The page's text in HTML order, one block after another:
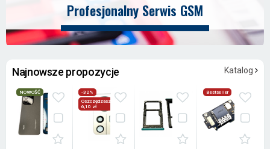
Profesjonalny Serwis GSM
Najnowsze propozycje Katalog
NOWOŚĆ
-32%
Oszczędzasz
6,10 zł
Bestseller